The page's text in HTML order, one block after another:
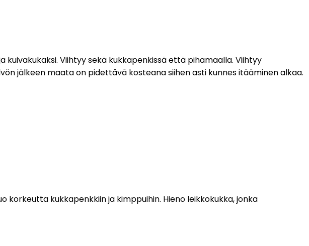
kuivakukaksi. Viihtyy sekä kukkapenkissä että pihamaalla. Viihtyy
jälkeen maata on pidettävä kosteana siihen asti kunnes itääminen alkaa.
korkeutta kukkapenkkiin ja kimppuihin. Hieno leikkokukka, jonka